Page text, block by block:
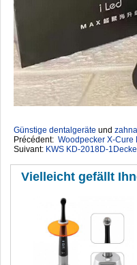
Günstige dentalgeräte ‎ und
Précédent: Woodpecker X-Cure
Suivant: KWS KD-2018D-
Vielleicht gefällt